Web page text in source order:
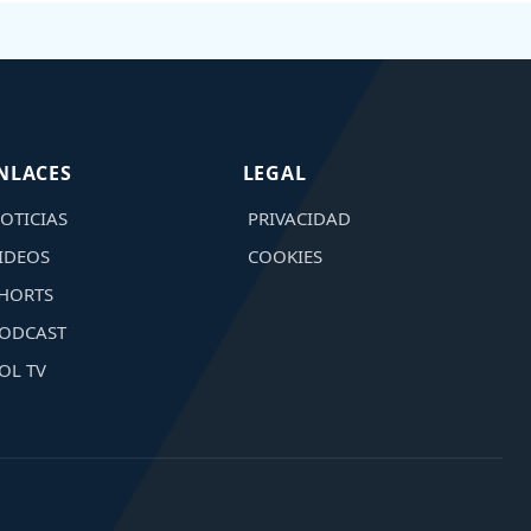
TV
LEGAL
PRIVACIDAD
COOKIES